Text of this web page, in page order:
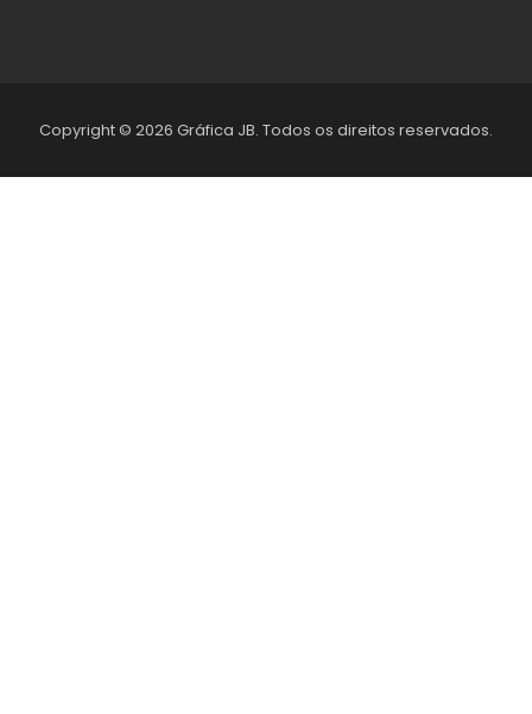
Copyright © 2026 Gráfica JB. Todos os direitos reservados.